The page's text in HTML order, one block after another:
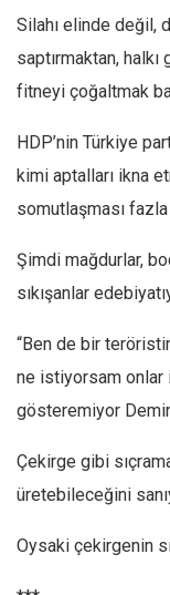
Silahı elinde değil,
saptırmaktan,
fitneyi çoğaltmak
HDP’nin Türkiye
kimi aptalları ikna
somutlaşması
Şimdi mağdurlar,
sıkışanlar
“Ben de bir
ne istiyorsam onlar
gösteremiyor
Çekirge gibi
üretebileceğini
Oysaki çekirgenin